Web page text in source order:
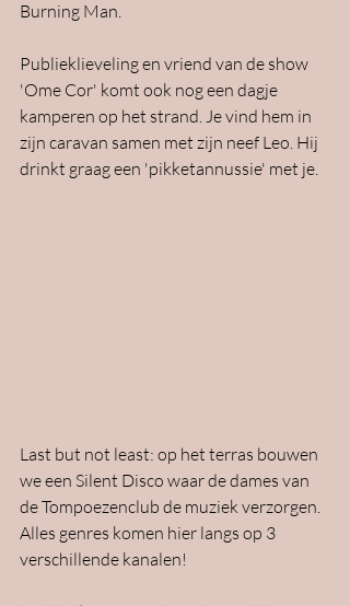
Burning Man.
Publieklieveling en vriend van de show
'Ome Cor' komt ook nog een dagje
kamperen op het strand. Je vind hem in
zijn caravan samen met zijn neef Leo. Hij
drinkt graag een 'pikketannussie' met je.
Last but not least: op het terras bouwen
we een Silent Disco waar de dames van
de Tompoezenclub de muziek verzorgen.
Alles genres komen hier langs op 3
verschillende kanalen!